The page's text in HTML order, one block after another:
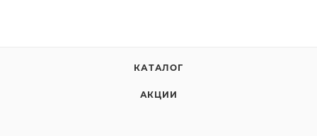
КАТАЛОГ
АКЦИИ